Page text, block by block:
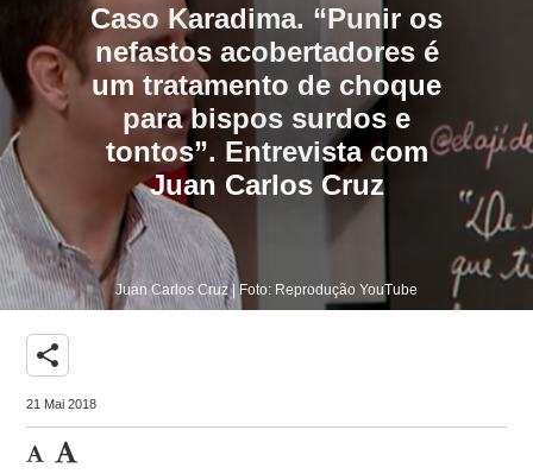
Caso Karadima. “Punir os
nefastos acobertadores é
um tratamento de choque
para bispos surdos e
tontos”. Entrevista com
Juan Carlos Cruz
Juan Carlos Cruz | Foto: Reprodução YouTube
share
21 Mai 2018